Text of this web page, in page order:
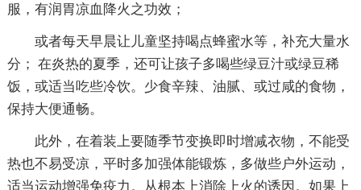
服，有润胃凉血降火之功效；
或者每天早晨让儿童坚持喝点蜂蜜水等，补充大量水
分； 在炎热的夏季，还可让孩子多喝些绿豆汁或绿豆稀
饭，或适当吃些冷饮。少食辛辣、油腻、或过咸的食物，
保持大便通畅。
此外，在着装上要随季节变换即时增减衣物，不能受
热也不易受凉，平时多加强体能锻炼，多做些户外运动，
适当运动增强免疫力。从根本上消除上火的诱因。如果上